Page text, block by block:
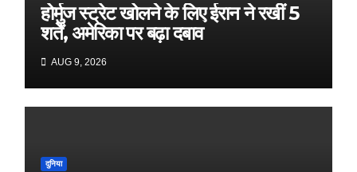
होर्मुज स्ट्रेट खोलने के लिए ईरान ने रखीं 5
शर्तें, अमेरिका पर बढ़ा दबाव
AUG 9, 2026
दुनिया